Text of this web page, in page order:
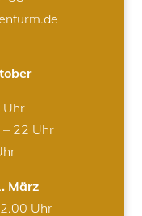
Uhr
22 Uhr
März
Uhr